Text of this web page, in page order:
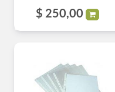
$ 250,00